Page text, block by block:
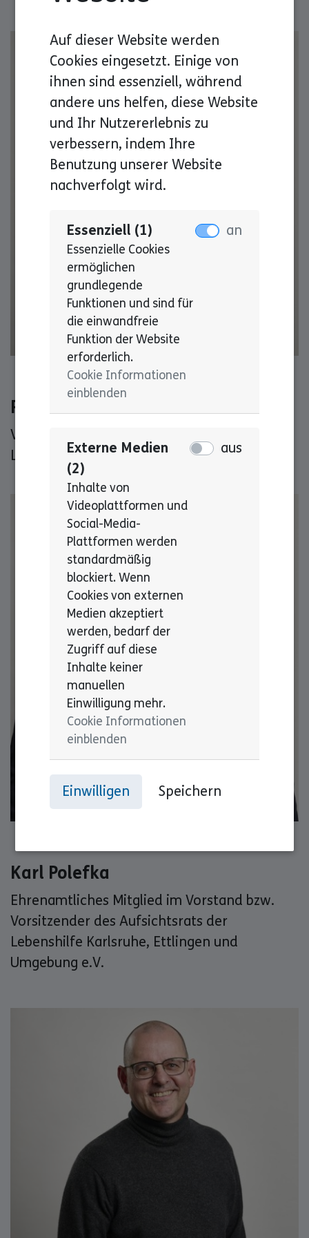
Ralf Braun
Vorstandsmitglied und Werkstattrat der
Lebenshilfe Pforzheim Enzkreis e.V.
Karl Polefka
Ehrenamtliches Mitglied im Vorstand bzw.
Vorsitzender des Aufsichtsrats der
Lebenshilfe Karlsruhe, Ettlingen und
Umgebung e.V.
Auf dieser Website werden
Cookies eingesetzt. Einige von
ihnen sind essenziell, während
andere uns helfen, diese Website
und Ihr Nutzererlebnis zu
verbessern, indem Ihre
Benutzung unserer Website
nachverfolgt wird.
Essenziell (1)
Essenzielle Cookies
ermöglichen
grundlegende
Funktionen und sind für
die einwandfreie
Funktion der Website
erforderlich.
Cookie Informationen
einblenden
an
Externe Medien
(2)
Inhalte von
Videoplattformen und
Social-Media-
Plattformen werden
standardmäßig
blockiert. Wenn
Cookies von externen
Medien akzeptiert
werden, bedarf der
Zugriff auf diese
Inhalte keiner
manuellen
Einwilligung mehr.
Cookie Informationen
einblenden
aus
Einwilligen Speichern